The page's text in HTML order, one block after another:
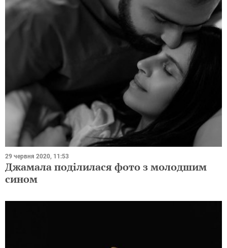
29 червня 2020, 11:53
Джамала поділилася фото з молодшим
сином